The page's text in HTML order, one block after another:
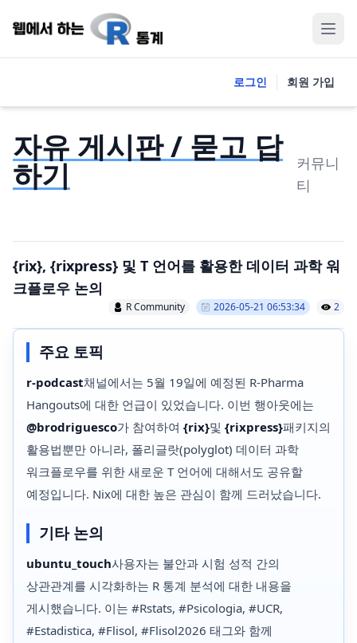
로그인 회원 가입
자유 게시판 / 묻고 답
하기
커뮤니
티
{rix}, {rixpress} 및 T 언어를 활용한 데이터 과학 워
크플로우 논의
R Community 2026-05-21 06:53:34 2
주요 토픽
r-podcast채널에서는 5월 19일에 예정된 R-Pharma
Hangouts에 대한 언급이 있었습니다. 이번 행아웃에는
@brodriguesco가 참여하여 {rix}및 {rixpress}패키지의
활용법뿐만 아니라, 폴리글랏(polyglot) 데이터 과학
워크플로우를 위한 새로운 T 언어에 대해서도 공유할
예정입니다. Nix에 대한 높은 관심이 함께 드러났습니다.
기타 논의
ubuntu_touch사용자는 불안과 시험 성적 간의
상관관계를 시각화하는 R 통계 분석에 대한 내용을
게시했습니다. 이는 #Rstats, #Psicologia, #UCR,
#Estadistica, #Flisol, #Flisol2026 태그와 함께